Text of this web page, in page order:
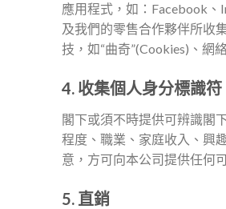
應用程式，如：Facebook
及我們的零售合作夥伴所收
技，如“曲奇”(Cookies)、網
4. 收集個人身分標識符
閣下或須不時提供可辨識閣
程度、職業、家庭收入、興
意，方可向本公司提供任何
5. 直銷